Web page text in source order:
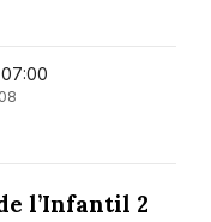
l’Infantil 2